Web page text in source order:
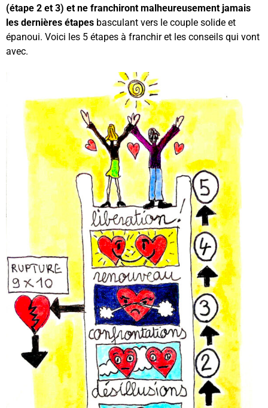
(étape 2 et 3) et ne franchiront malheureusement jamais
les dernières étapes basculant vers le couple solide et
épanoui. Voici les 5 étapes à franchir et les conseils qui vont
avec.